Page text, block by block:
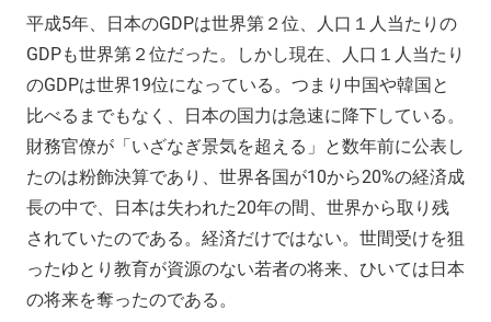
平成5年、日本のGDPは世界第２位、人口１人当たりの
GDPも世界第２位だった。しかし現在、人口１人当たり
のGDPは世界19位になっている。つまり中国や韓国と
比べるまでもなく、日本の国力は急速に降下している。
財務官僚が「いざなぎ景気を超える」と数年前に公表し
たのは粉飾決算であり、世界各国が10から20%の経済成
長の中で、日本は失われた20年の間、世界から取り残
されていたのである。経済だけではない。世間受けを狙
ったゆとり教育が資源のない若者の将来、ひいては日本
の将来を奪ったのである。